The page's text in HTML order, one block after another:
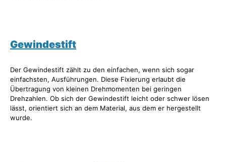
Gewindestift
Der Gewindestift zählt zu den einfachen, wenn sich sogar
einfachsten, Ausführungen. Diese Fixierung erlaubt die
Übertragung von kleinen Drehmomenten bei geringen
Drehzahlen. Ob sich der Gewindestift leicht oder schwer lösen
lässt, orientiert sich an dem Material, aus dem er hergestellt
wurde.